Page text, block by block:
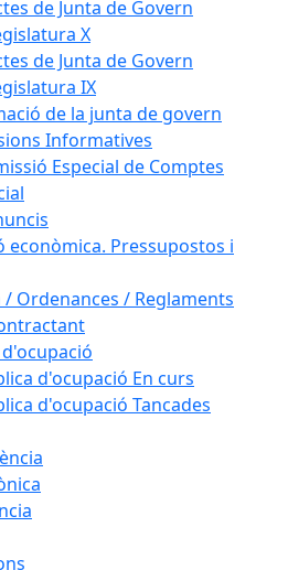
de Junta de Govern
X
de Junta de Govern
IX
de la junta de govern
Informatives
Especial de Comptes
econòmica. Pressupostos i
Ordenances / Reglaments
d'ocupació En curs
d'ocupació Tancades